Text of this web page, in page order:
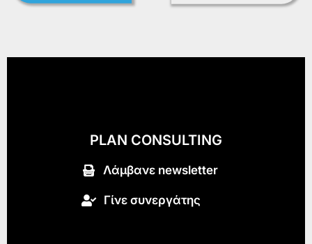
PLAN CONSULTING
Λάμβανε newsletter
Γίνε συνεργάτης